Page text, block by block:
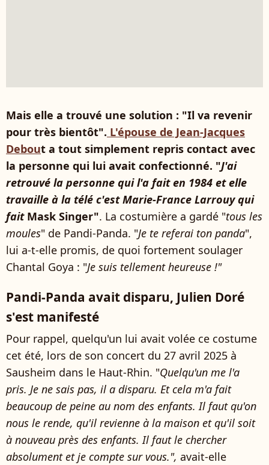
Mais elle a trouvé une solution : "Il va revenir
pour très bientôt". L'épouse de Jean-Jacques
Debout a tout simplement repris contact avec
la personne qui lui avait confectionné. "J'ai
retrouvé la personne qui l'a fait en 1984 et elle
travaille à la télé c'est Marie-France Larrouy qui
fait Mask Singer". La costumière a gardé "tous les
moules" de Pandi-Panda. "Je te referai ton panda",
lui a-t-elle promis, de quoi fortement soulager
Chantal Goya : "Je suis tellement heureuse !"
Pandi-Panda avait disparu, Julien Doré
s'est manifesté
Pour rappel, quelqu'un lui avait volée ce costume
cet été, lors de son concert du 27 avril 2025 à
Sausheim dans le Haut-Rhin. "Quelqu'un me l'a
pris. Je ne sais pas, il a disparu. Et cela m'a fait
beaucoup de peine au nom des enfants. Il faut qu'on
nous le rende, qu'il revienne à la maison et qu'il soit
à nouveau près des enfants. Il faut le chercher
absolument et je compte sur vous.", avait-elle